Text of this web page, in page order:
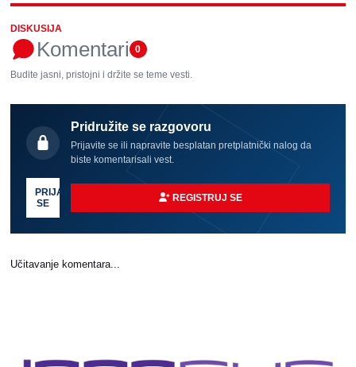
DISKUSIJA
Komentari 0
Budite jasni, pristojni i držite se teme vesti.
Pridružite se razgovoru
Prijavite se ili napravite besplatan pretplatnički nalog da
biste komentarisali vest.
PRIJAVI
SE
REGISTRUJ SE
Učitavanje komentara...